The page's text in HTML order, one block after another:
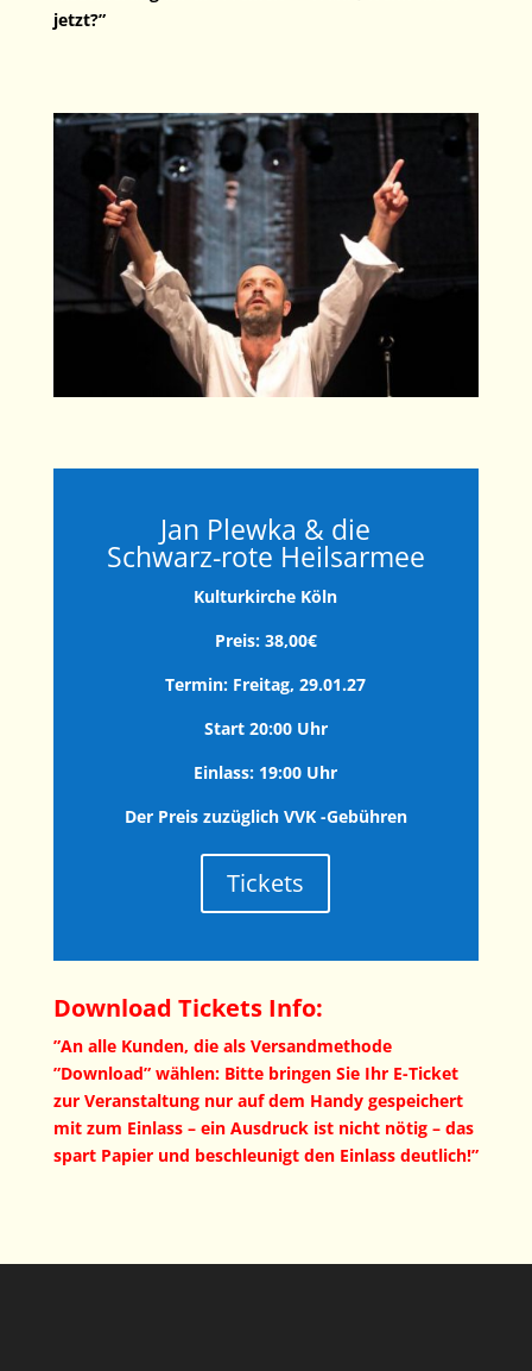
jetzt?”
Jan Plewka & die
Schwarz-rote Heilsarmee
Kulturkirche Köln
Preis: 38,00€
Termin: Freitag,29.01.27
Start 20:00 Uhr
Einlass: 19:00 Uhr
Der Preis zuzüglich VVK -Gebühren
Tickets
Download Tickets Info:
”An alle Kunden, die als Versandmethode
”Download” wählen: Bitte bringen Sie Ihr E-Ticket
zur Veranstaltung nur auf dem Handy gespeichert
mit zum Einlass – ein Ausdruck ist nicht nötig – das
spart Papier und beschleunigt den Einlass deutlich!”